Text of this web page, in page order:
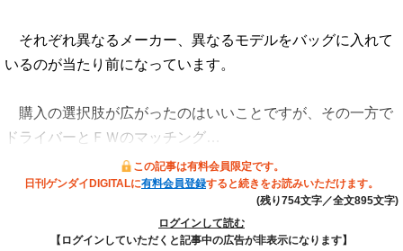
それぞれ異なるメーカー、異なるモデルをバッグに入れて
いるのが当たり前になっています。
購入の選択肢が広がったのはいいことですが、その一方で
ドライバーとＦＷのマッチング…
この記事は有料会員限定です。
日刊ゲンダイDIGITALに有料会員登録すると続きをお読みいただけます。
(残り754文字／全文895文字)
ログインして読む
【ログインしていただくと記事中の広告が非表示になります】